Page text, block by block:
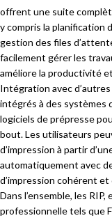
offrent une suite
y compris la planification
gestion des files
facilement gérer les
améliore la productivité
Intégration avec
intégrés à des systèmes
logiciels de prépresse
bout. Les utilisateurs
d’impression à partir
automatiquement avec
d’impression cohérent
Dans l’ensemble, les
professionnelle tels que